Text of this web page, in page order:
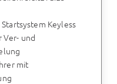
Keyless
Ver- und
mit